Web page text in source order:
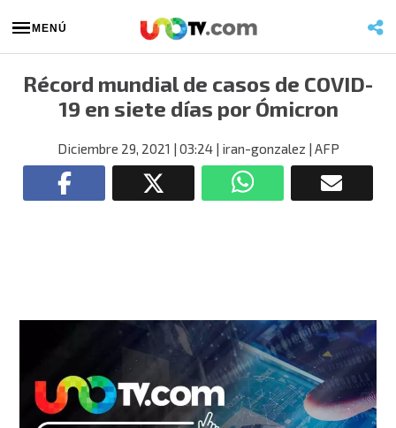
MENÚ
Récord mundial de casos de COVID-
19 en siete días por Ómicron
Diciembre 29, 2021 | 03:24| iran-gonzalez | AFP